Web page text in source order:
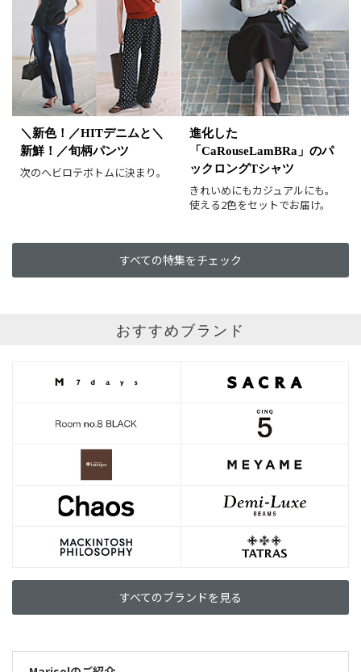
ホワイト ブラック
グレー
ベージュ
ブラウン
オレンジ
イエロー
レッド
ピンク
パープル
グリーン
ブルー
ゴールド
シルバー マルチ
＼新色！／HITデニムと＼
新鮮！／旬柄パンツ
次のヘビロテボトムに決まり。
進化した
「CaRouseLamBRa」のパ
ックロングTシャツ
きれいめにもカジュアルにも。
使える2色をセットでお届け。
すべての特集をチェック
おすすめブランド
すべてのブランドを見る